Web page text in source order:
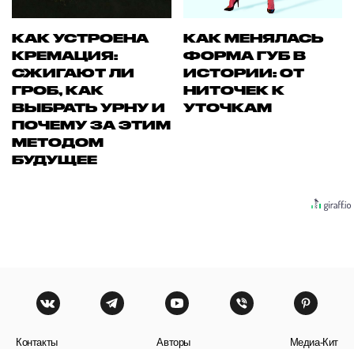
КАК УСТРОЕНА
КРЕМАЦИЯ:
СЖИГАЮТ ЛИ
ГРОБ, КАК
ВЫБРАТЬ УРНУ И
ПОЧЕМУ ЗА ЭТИМ
МЕТОДОМ
БУДУЩЕЕ
КАК МЕНЯЛАСЬ
ФОРМА ГУБ В
ИСТОРИИ: ОТ
НИТОЧЕК К
УТОЧКАМ
Контакты Авторы Медиа-Кит